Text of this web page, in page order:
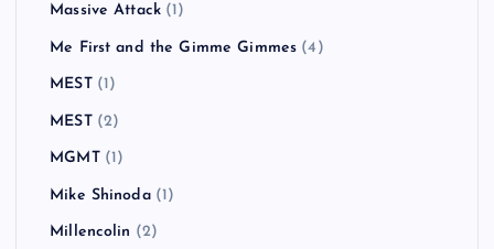
Massive Attack (1)
Me First and the Gimme Gimmes (4)
MEST(1)
MEST(2)
MGMT(1)
Mike Shinoda(1)
Millencolin (2)